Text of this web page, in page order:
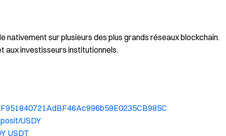
nativement sur plusieurs des plus grands réseaux blockchain.
aux investisseurs institutionnels.
USDY